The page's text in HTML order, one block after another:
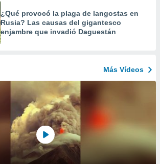
¿Qué provocó la plaga de langostas en
Rusia? Las causas del gigantesco
enjambre que invadió Daguestán
Más Vídeos